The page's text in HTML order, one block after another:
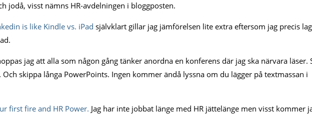
jodå, visst nämns HR-avdelningen i bloggposten.
is like Kindle vs. iPad självklart gillar jag jämförelsen lite extra eftersom jag precis
jag att alla som någon gång tänker anordna en konferens där jag ska närvara läser.
Och skippa långa PowerPoints. Ingen kommer ändå lyssna om du lägger på textmassan i
first fire and HR Power. Jag har inte jobbat länge med HR jättelänge men visst kommer